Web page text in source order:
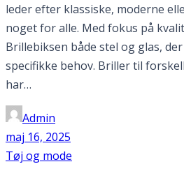
leder efter klassiske, moderne
noget for alle. Med fokus på
Brillebiksen både stel og glas,
specifikke behov. Briller til
har…
Admin
maj 16, 2025
Tøj og mode